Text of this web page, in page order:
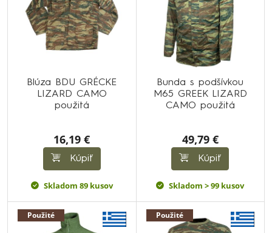
Blúza BDU GRÉCKE
LIZARD CAMO
použitá
16,19 €
Kúpiť
Skladom 89 kusov
Bunda s podšívkou
M65 GREEK LIZARD
CAMO použitá
49,79 €
Kúpiť
Skladom > 99 kusov
Použité Použité